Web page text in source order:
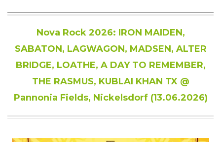
Nova Rock 2026: IRON MAIDEN,
SABATON, LAGWAGON, MADSEN, ALTER
BRIDGE, LOATHE, A DAY TO REMEMBER,
THE RASMUS, KUBLAI KHAN TX @
Pannonia Fields, Nickelsdorf (13.06.2026)